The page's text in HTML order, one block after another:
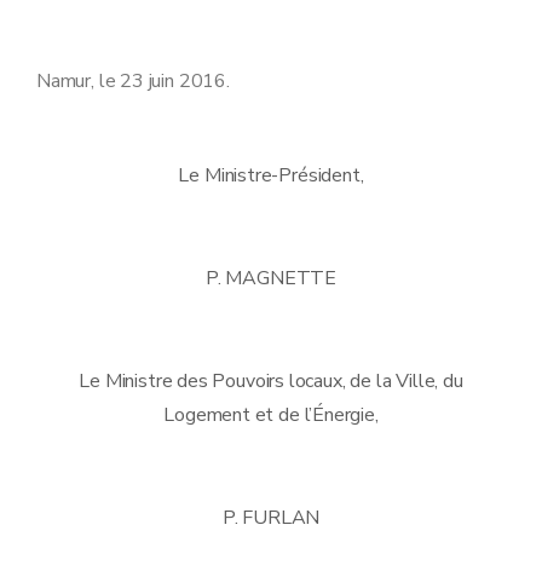
Namur, le 23 juin 2016.
Le Ministre-Président,
P. MAGNETTE
Le Ministre des Pouvoirs locaux, de la Ville, du
Logement et de l’Énergie,
P. FURLAN